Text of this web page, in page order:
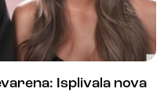
Isplivala nova